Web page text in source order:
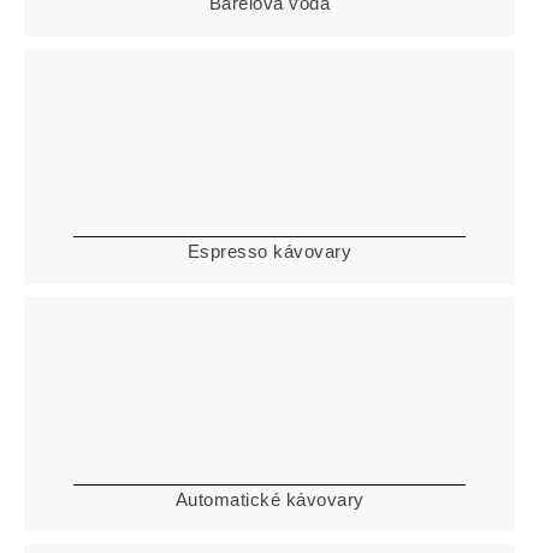
Espresso kávovary
Automatické kávovary